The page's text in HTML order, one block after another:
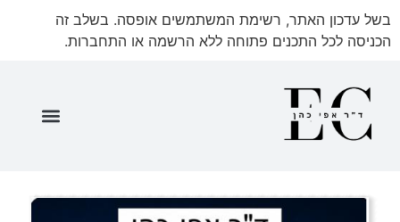
בשל עדכון האתר, רשימת המשתמשים אופסה. בשלב זה
הכניסה לכל התכנים פתוחה ללא הרשמה או התחברות.